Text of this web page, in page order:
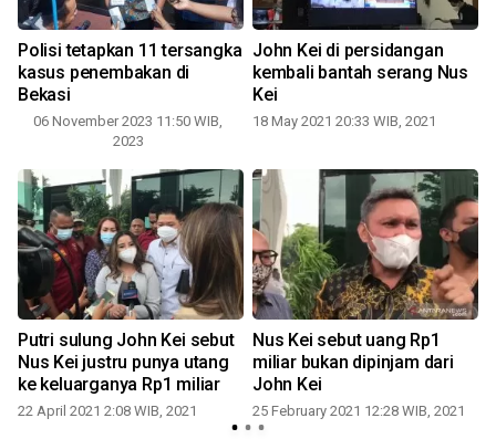
Polisi tetapkan 11 tersangka
kasus penembakan di
Bekasi
06 November 2023 11:50 WIB,
2023
John Kei di persidangan
kembali bantah serang Nus
Kei
18 May 2021 20:33 WIB, 2021
Putri sulung John Kei sebut
Nus Kei justru punya utang
ke keluarganya Rp1 miliar
22 April 2021 2:08 WIB, 2021
Nus Kei sebut uang Rp1
miliar bukan dipinjam dari
John Kei
25 February 2021 12:28 WIB, 2021